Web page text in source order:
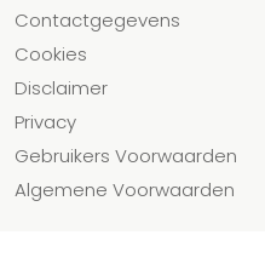
Contactgegevens
Cookies
Disclaimer
Privacy
Gebruikers Voorwaarden
Algemene Voorwaarden